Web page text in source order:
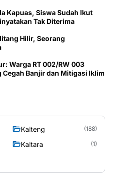
Kapuas, Siswa Sudah Ikut
Tak Diterima
Hilir, Seorang
Warga RT 002/RW 003
Banjir dan Mitigasi Iklim
Kalteng (188)
Kaltara (1)